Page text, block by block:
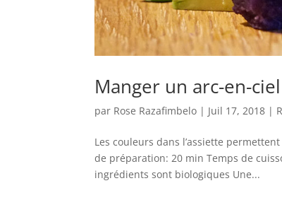
Manger un arc-en-ciel
par Rose Razafimbelo | Juil 17, 2018 |
Les couleurs dans l’assiette
de préparation: 20 min Temps de
ingrédients sont biologiques Une...